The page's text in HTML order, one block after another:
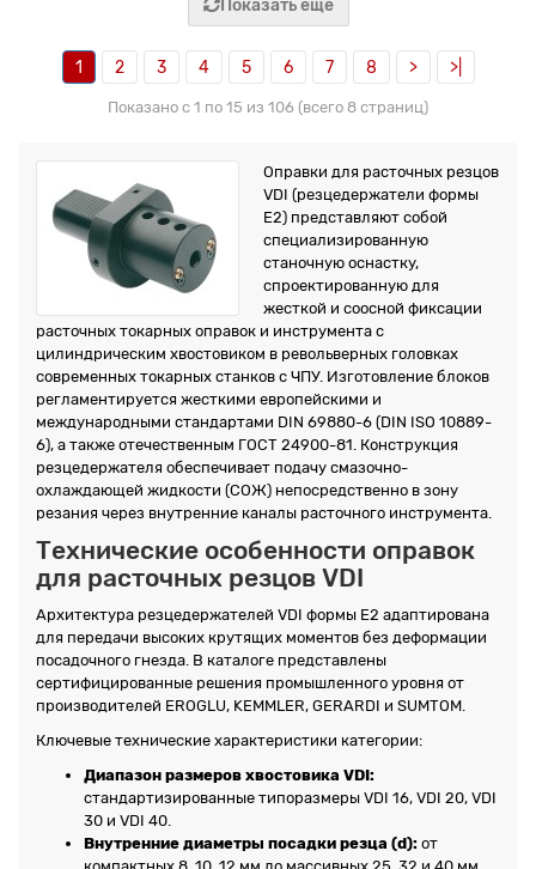
Показать еще
1 2 3 4 5 6 7 8 > >|
Показано с 1 по 15 из 106 (всего 8 страниц)
Оправки для расточных резцов
VDI (резцедержатели формы
E2) представляют собой
специализированную
станочную оснастку,
спроектированную для
жесткой и соосной фиксации
расточных токарных оправок и инструмента с
цилиндрическим хвостовиком в револьверных головках
современных токарных станков с ЧПУ. Изготовление блоков
регламентируется жесткими европейскими и
международными стандартами DIN 69880-6 (DIN ISO 10889-
6), а также отечественным ГОСТ 24900-81. Конструкция
резцедержателя обеспечивает подачу смазочно-
охлаждающей жидкости (СОЖ) непосредственно в зону
резания через внутренние каналы расточного инструмента.
Технические особенности оправок
для расточных резцов VDI
Архитектура резцедержателей VDI формы E2 адаптирована
для передачи высоких крутящих моментов без деформации
посадочного гнезда. В каталоге представлены
сертифицированные решения промышленного уровня от
производителей EROGLU, KEMMLER, GERARDI и SUMTOM.
Ключевые технические характеристики категории:
Диапазон размеров хвостовика VDI:
стандартизированные типоразмеры VDI 16, VDI 20, VDI
30 и VDI 40.
Внутренние диаметры посадки резца (d): от